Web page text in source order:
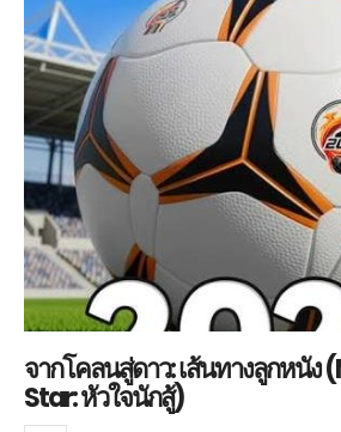
จากโคลนสู่ดาว: เส้นทางลูกหนัง
Star: หัวใจนักสู้)